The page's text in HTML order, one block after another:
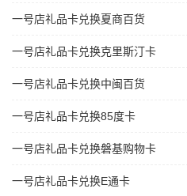
一号店礼品卡兑换夏商百货
一号店礼品卡兑换克里斯汀卡
一号店礼品卡兑换中闽百货
一号店礼品卡兑换85度卡
一号店礼品卡兑换磐基购物卡
一号店礼品卡兑换E通卡